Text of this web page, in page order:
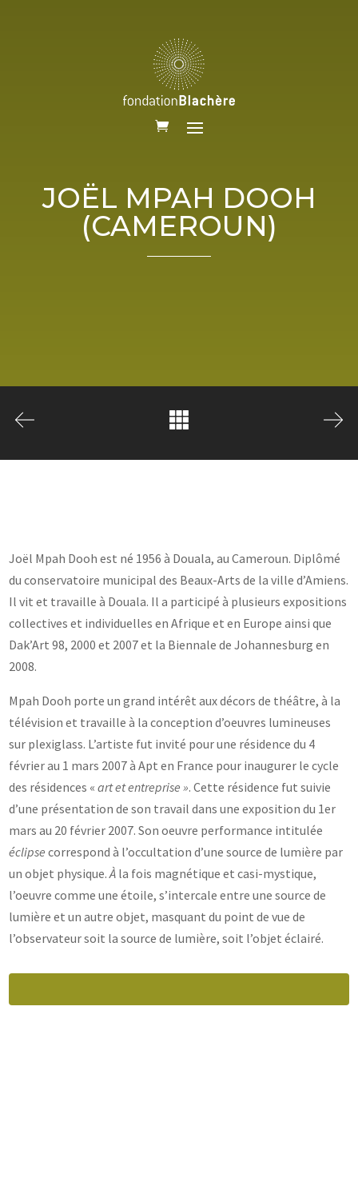
JOËL MPAH DOOH
(CAMEROUN)
Joël Mpah Dooh est né 1956 à Douala, au Cameroun. Diplômé
du conservatoire municipal des Beaux-Arts de la ville d’Amiens.
Il vit et travaille à Douala. Il a participé à plusieurs expositions
collectives et individuelles en Afrique et en Europe ainsi que
Dak’Art 98, 2000 et 2007 et la Biennale de Johannesburg en
2008.
Mpah Dooh porte un grand intérêt aux décors de théâtre, à la
télévision et travaille à la conception d’oeuvres lumineuses
sur plexiglass. L’artiste fut invité pour une résidence du 4
février au 1 mars 2007 à Apt en France pour inaugurer le cycle
des résidences «art et entreprise ». Cette résidence fut suivie
d’une présentation de son travail dans une exposition du 1er
mars au 20 février 2007. Son oeuvre performance intitulée
éclipse correspond à l’occultation d’une source de lumière par
un objet physique.À la fois magnétique et casi-mystique,
l’oeuvre comme une étoile, s’intercale entre une source de
lumière et un autre objet, masquant du point de vue de
l’observateur soit la source de lumière, soit l’objet éclairé.